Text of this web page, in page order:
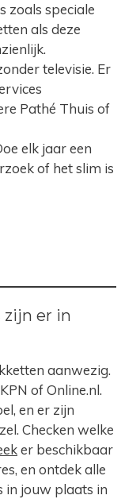
zoals speciale
als deze
televisie. Er
Pathé Thuis of
elk jaar een
of het slim is
er in
aanwezig.
of Online.nl.
en er zijn
Checken welke
er beschikbaar
en ontdek alle
in jouw plaats in